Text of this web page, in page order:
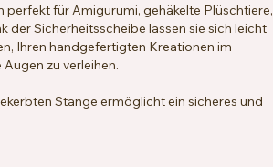
perfekt für Amigurumi, gehäkelte Plüschtiere,
der Sicherheitsscheibe lassen sie sich leicht
Ihren handgefertigten Kreationen im
zu verleihen.
Stange ermöglicht ein sicheres und